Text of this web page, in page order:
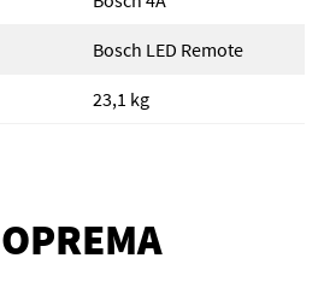
Bosch LED Remote
23,1 kg